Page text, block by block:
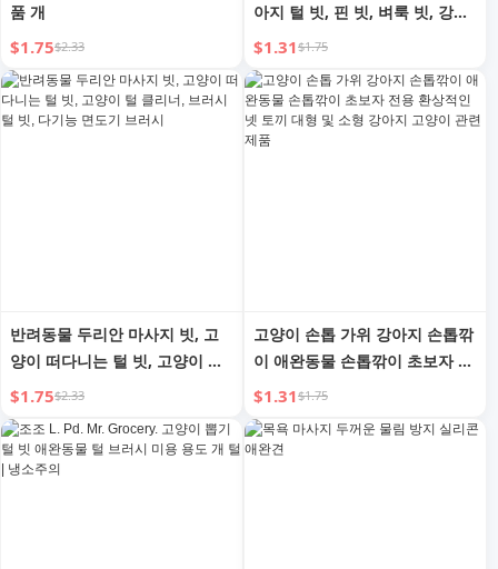
품 개
$1.75$2.33
아지 털 빗, 핀 빗, 벼룩 빗, 강아
지 빗, 특수 빗, 청소 도구
$1.31$1.75
반려동물 두리안 마사지 빗, 고
양이 떠다니는 털 빗, 고양이 털
클리너, 브러시 털 빗, 다기능 면
도기 브러시
$1.75$2.33
고양이 손톱 가위 강아지 손톱깎
이 애완동물 손톱깎이 초보자 전
용 환상적인 넷 토끼 대형 및 소
형 강아지 고양이 관련 제품
$1.31$1.75